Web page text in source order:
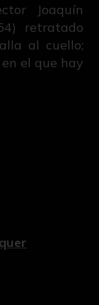
Joaquín
retratado
al cuello;
el que hay